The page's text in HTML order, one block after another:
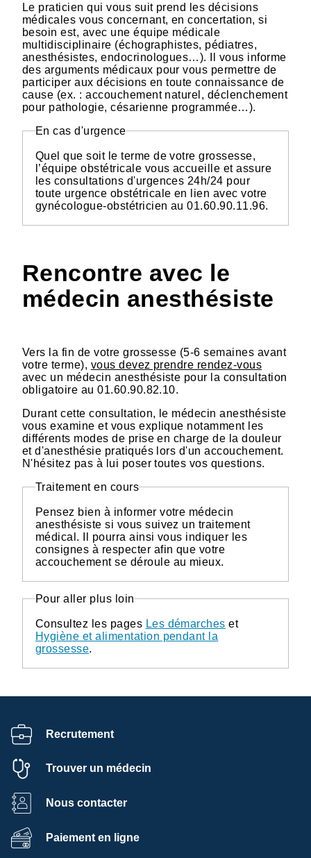
Le praticien qui vous suit prend les décisions
médicales vous concernant, en concertation, si
besoin est, avec une équipe médicale
multidisciplinaire (échographistes, pédiatres,
anesthésistes, endocrinologues…). Il vous informe
des arguments médicaux pour vous permettre de
participer aux décisions en toute connaissance de
cause (ex. : accouchement naturel, déclenchement
pour pathologie, césarienne programmée…).
En cas d'urgence
Quel que soit le terme de votre grossesse,
l’équipe obstétricale vous accueille et assure
les consultations d'urgences 24h/24 pour
toute urgence obstétricale en lien avec votre
gynécologue-obstétricien au 01.60.90.11.96.
Rencontre avec le
médecin anesthésiste
Vers la fin de votre grossesse (5-6 semaines avant
votre terme), vous devez prendre rendez-vous
avec un médecin anesthésiste pour la consultation
obligatoire au 01.60.90.82.10.
Durant cette consultation, le médecin anesthésiste
vous examine et vous explique notamment les
différents modes de prise en charge de la douleur
et d'anesthésie pratiqués lors d'un accouchement.
N'hésitez pas à lui poser toutes vos questions.
Traitement en cours
Pensez bien à informer votre médecin
anesthésiste si vous suivez un traitement
médical. Il pourra ainsi vous indiquer les
consignes à respecter afin que votre
accouchement se déroule au mieux.
Pour aller plus loin
Consultez les pages Les démarches et
Hygiène et alimentation pendant la
grossesse.
Recrutement
Trouver un médecin
Nous contacter
Paiement en ligne